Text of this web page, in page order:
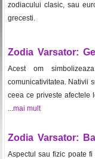
zodiacului clasic, sau
grecesti.
Zodia Varsator:
Acest om
comunicativitatea. Nativii
ceea ce priveste afectele
...mai mult
Zodia Varsator:
Aspectul sau fizic poate